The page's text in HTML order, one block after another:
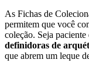
As Fichas de
permitem que você
coleção. Seja paciente
definidoras de
que abrem um leque